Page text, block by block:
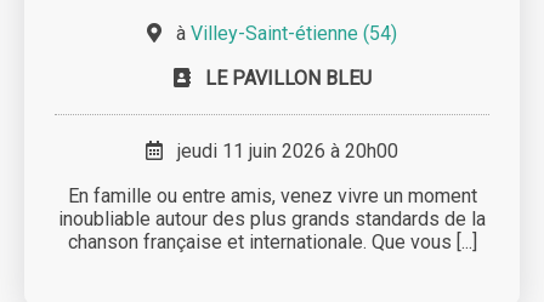
à Villey-Saint-étienne (54)
LE PAVILLON BLEU
jeudi 11 juin 2026 à 20h00
En famille ou entre amis, venez vivre un moment
inoubliable autour des plus grands standards de la
chanson française et internationale. Que vous [...]